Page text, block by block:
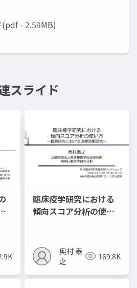
- 2.59MB)
スライド
臨床疫学研究における
傾向スコア分析の使い
奥村 泰
之
169.8K